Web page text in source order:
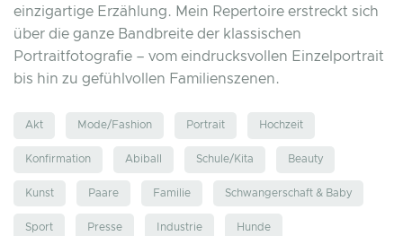
einzigartige Erzählung. Mein Repertoire erstreckt sich
über die ganze Bandbreite der klassischen
Portraitfotografie – vom eindrucksvollen Einzelportrait
bis hin zu gefühlvollen Familienszenen.
Akt Mode/Fashion Portrait Hochzeit
Konfirmation Abiball Schule/Kita Beauty
Kunst Paare Familie Schwangerschaft & Baby
Sport Presse Industrie Hunde